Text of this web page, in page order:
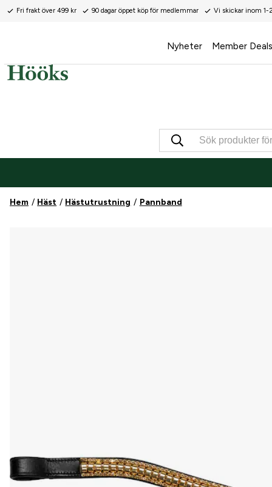
Fri frakt över 499 kr 90 dagar öppet köp för medlemmar Vi skickar inom 1-
Nyheter Member Deals
Hem Häst Hästutrustning Pannband